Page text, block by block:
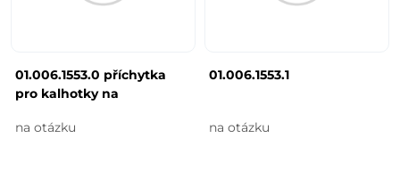
01.006.1553.0 příchytka
pro kalhotky na
na otázku
01.006.1553.1
na otázku